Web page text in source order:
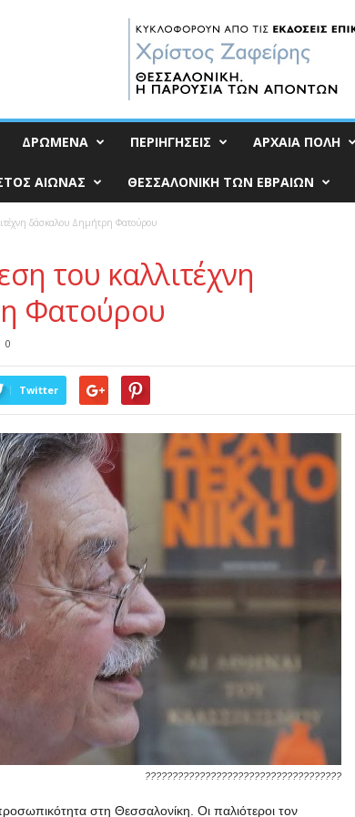
ΔΡΩΜΕΝΑ ΠΕΡΙΗΓΗΣΕΙΣ ΑΡΧΑΙΑ ΠΟΛΗ
ΑΙΩΝΑΣ ΘΕΣΣΑΛΟΝΙΚΗ ΤΩΝ ΕΒΡΑΙΩΝ
δάσκαλου Δημήτρη Φατούρου
του καλλιτέχνη
Φατούρου
0
Twitter
????????????????????????????????????
στη Θεσσαλονίκη. Οι παλιότεροι τον